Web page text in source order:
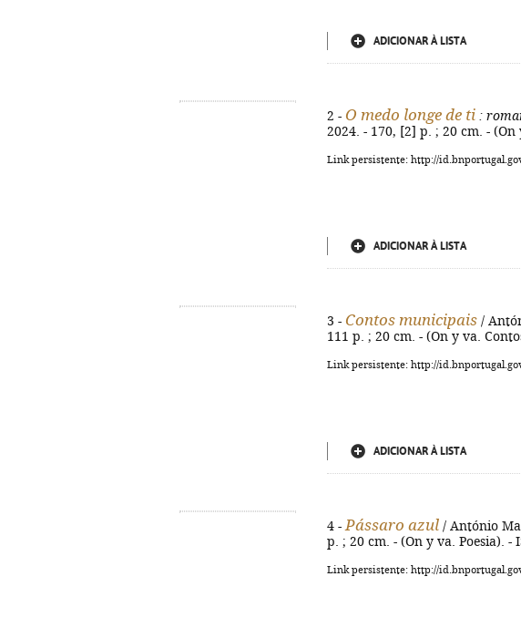
ADICIONAR À LISTA
2 - O medo longe de ti :
2024. - 170, [2] p. ; 20 cm. - (On
Link persistente: http://
ADICIONAR À LISTA
3 - Contos municipais /
111 p. ; 20 cm. - (On y va.
Link persistente: http://
ADICIONAR À LISTA
4 - Pássaro azul / António
p. ; 20 cm. - (On y va. Poesia). -
Link persistente: http://